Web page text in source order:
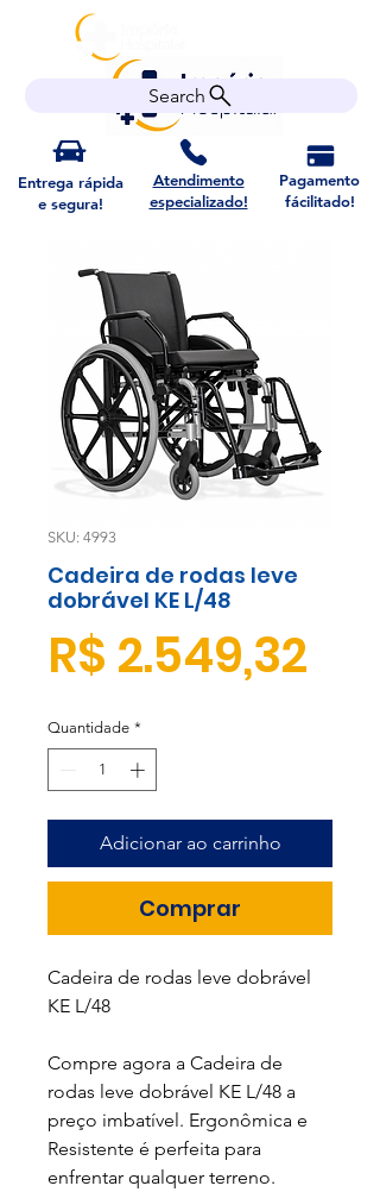
Search
Entrega rápida
e segura!
Atendimento
especializado!
Pagamento
fácilitado!
SKU: 4993
Cadeira de rodas leve
dobrável KE L/48
R$ 2.549,32
Quantidade *
Adicionar ao carrinho
Comprar
Cadeira de rodas leve dobrável
KE L/48
Compre agora a Cadeira de
rodas leve dobrável KE L/48 a
preço imbatível. Ergonômica e
Resistente é perfeita para
enfrentar qualquer terreno.